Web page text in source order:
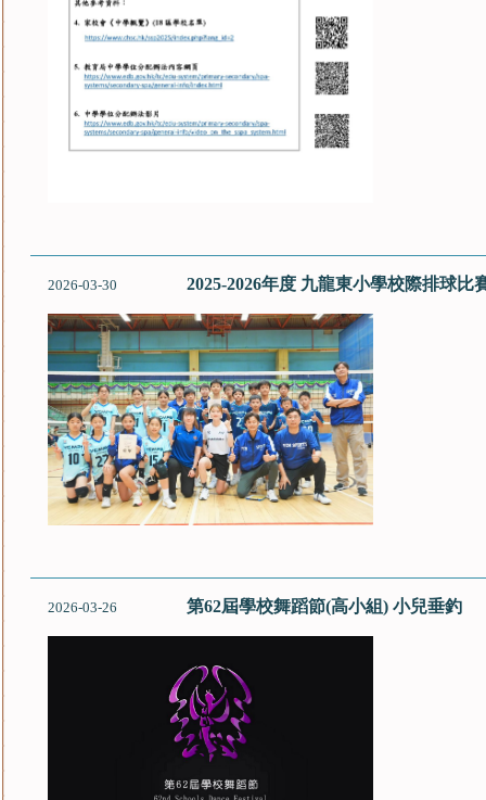
2026-03-30 2025-2026年度 九龍東小學校際排球比
2026-03-26 第62屆學校舞蹈節(高小組) 小兒垂釣